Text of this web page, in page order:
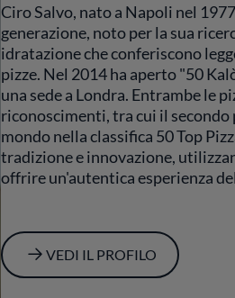
Ciro Salvo, nato a Napoli nel
generazione, noto per la sua
idratazione che conferiscono
pizze. Nel 2014 ha aperto "50
una sede a Londra. Entrambe le
riconoscimenti, tra cui il
mondo nella classifica 50 Top
tradizione e innovazione,
offrire un'autentica esperienza
VEDI IL PROFILO